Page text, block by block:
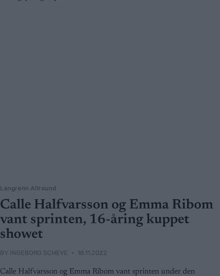
Langrenn Allround
Calle Halfvarsson og Emma Ribom
vant sprinten, 16-åring kuppet
showet
BY INGEBORG SCHEVE 18.11.2022
Calle Halfvarsson og Emma Ribom vant sprinten under den